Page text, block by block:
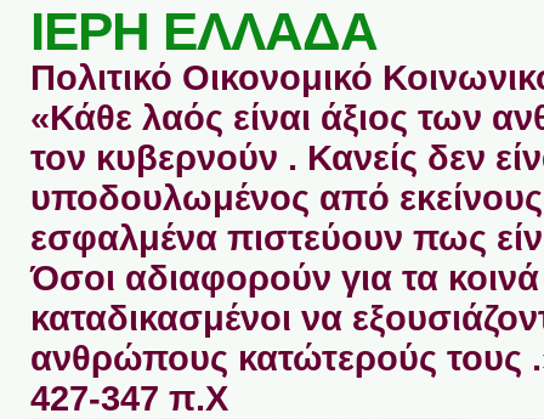
ΙΕΡΗ ΕΛΛΑΔΑ
Πολιτικό Οικονομικό
«Κάθε λαός είναι άξιος των
τον κυβερνούν . Κανείς δεν
υποδουλωμένος από
εσφαλμένα πιστεύουν πως
Όσοι αδιαφορούν για τα κοινά
καταδικασμένοι να
ανθρώπους κατώτερούς τους
427-347 π.Χ